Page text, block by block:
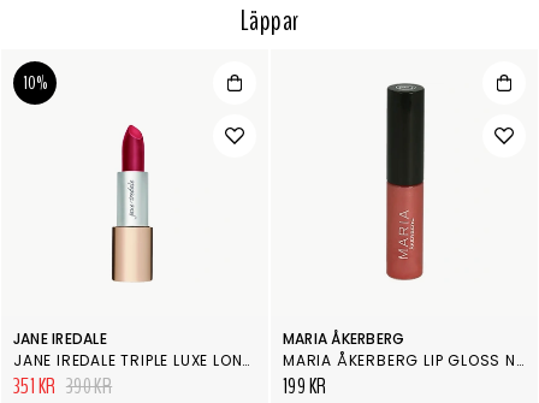
Läppar
10%
JANE IREDALE
JANE IREDALE TRIPLE LUXE LONG LASTING NATURALLY MOIST LIPSTICK MEGAN
351 KR 390 KR
MARIA ÅKERBERG
MARIA ÅKERBERG LIP GLOSS NUDE
199 KR